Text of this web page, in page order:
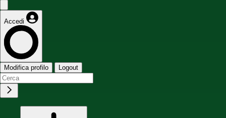
Accedi
Modifica profilo Logout